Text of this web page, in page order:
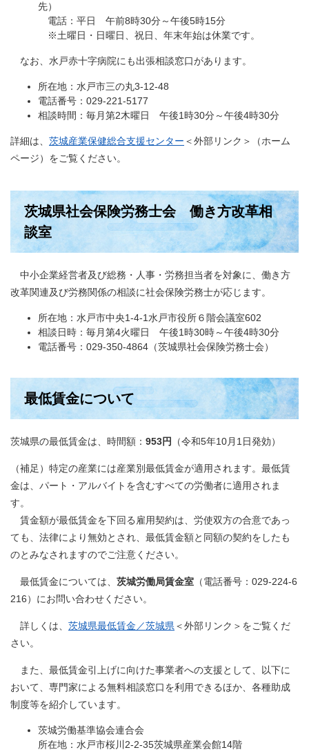
先）
電話：平日 午前8時30分～午後5時15分
※土曜日・日曜日、祝日、年末年始は休業です。
なお、水戸赤十字病院にも出張相談窓口があります。
所在地：水戸市三の丸3-12-48
電話番号：029-221-5177
相談時間：毎月第2木曜日 午後1時30分～午後4時30分
詳細は、 茨城産業保健総合支援センター ＜外部リンク＞
​（ホーム
ページ）をご覧ください。
茨城県社会保険労務士会 働き方改革相
談室
中小企業経営者及び総務・人事・労務担当者を対象に、働き方
改革関連及び労務関係の相談に社会保険労務士が応じます。
所在地：水戸市中央1-4-1水戸市役所６階会議室602
相談日時：毎月第4火曜日 午後1時30時～午後4時30分
電話番号：029-350-4864（茨城県社会保険労務士会）
最低賃金について
茨城県の最低賃金は、時間額： 953円 （令和5年10月1日発効）
（補足）特定の産業には産業別最低賃金が適用されます。最低賃
金は、パート・アルバイトを含むすべての労働者に適用されま
す。
賃金額が最低賃金を下回る雇用契約は、労使双方の合意であっ
ても、法律により無効とされ、最低賃金額と同額の契約をしたも
のとみなされますのでご注意ください。
最低賃金については、 茨城労働局賃金室 （電話番号：029-224-6
216）にお問い合わせください。
詳しくは、 茨城県最低賃金／茨城県 ＜外部リンク＞ ​をご覧くだ
さい。
また、最低賃金引上げに向けた事業者への支援として、以下に
おいて、専門家による無料相談窓口を利用できるほか、各種助成
制度等を紹介しています。
茨城労働基準協会連合会
所在地：水戸市桜川2-2-35茨城県産業会館14階